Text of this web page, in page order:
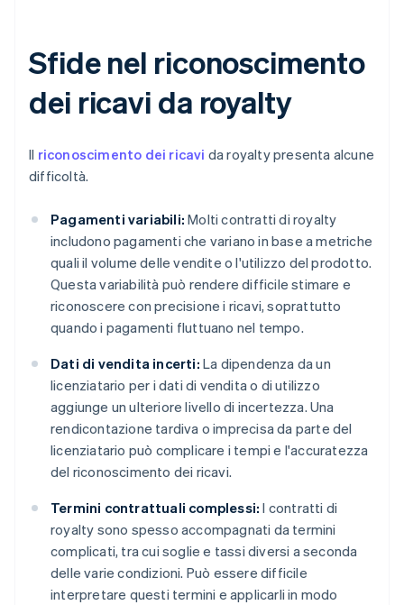
Sfide nel riconoscimento
dei ricavi da royalty
Il riconoscimento dei ricavi da royalty presenta alcune
difficoltà.
Pagamenti variabili: Molti contratti di royalty
includono pagamenti che variano in base a metriche
quali il volume delle vendite o l'utilizzo del prodotto.
Questa variabilità può rendere difficile stimare e
riconoscere con precisione i ricavi, soprattutto
quando i pagamenti fluttuano nel tempo.
Dati di vendita incerti: La dipendenza da un
licenziatario per i dati di vendita o di utilizzo
aggiunge un ulteriore livello di incertezza. Una
rendicontazione tardiva o imprecisa da parte del
licenziatario può complicare i tempi e l'accuratezza
del riconoscimento dei ricavi.
Termini contrattuali complessi: I contratti di
royalty sono spesso accompagnati da termini
complicati, tra cui soglie e tassi diversi a seconda
delle varie condizioni. Può essere difficile
interpretare questi termini e applicarli in modo